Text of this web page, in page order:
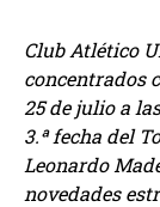
Club Atlético
concentrados
25 de julio a
3.ª fecha del
Leonardo
novedades